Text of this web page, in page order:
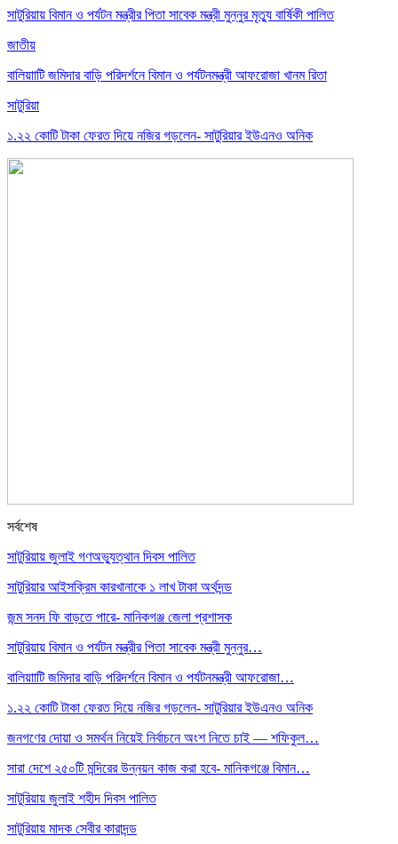
সাটুরিয়ায় বিমান ও পর্যটন মন্ত্রীর পিতা সাবেক মন্ত্রী মুন্নুর মৃত্যু বার্ষিকী পালিত
জাতীয়
বালিয়াাটি জমিদার বাড়ি পরিদর্শনে বিমান ও পর্যটনমন্ত্রী আফরোজা খানম রিতা
সাটুরিয়া
১.২২ কোটি টাকা ফেরত দিয়ে নজির গড়লেন- সাটুরিয়ার ইউএনও অনিক
সর্বশেষ
সাটুরিয়ায় জুলাই গণঅভ্যুত্থান দিবস পালিত
সাটুরিয়ার আইসক্রিম কারখানাকে ১ লাখ টাকা অর্থদন্ড
জন্ম সনদ ফি বাড়তে পারে- মানিকগঞ্জ জেলা প্রশাসক
সাটুরিয়ায় বিমান ও পর্যটন মন্ত্রীর পিতা সাবেক মন্ত্রী মুন্নুর…
বালিয়াাটি জমিদার বাড়ি পরিদর্শনে বিমান ও পর্যটনমন্ত্রী আফরোজা…
১.২২ কোটি টাকা ফেরত দিয়ে নজির গড়লেন- সাটুরিয়ার ইউএনও অনিক
জনগণের দোয়া ও সমর্থন নিয়েই নির্বাচনে অংশ নিতে চাই — শফিকুল…
সারা দেশে ২৫০টি মন্দিরের উন্নয়ন কাজ করা হবে- মানিকগঞ্জে বিমান…
সাটুরিয়ায় জুলাই শহীদ দিবস পালিত
সাটুরিয়ায় মাদক সেবীর কারাদন্ড